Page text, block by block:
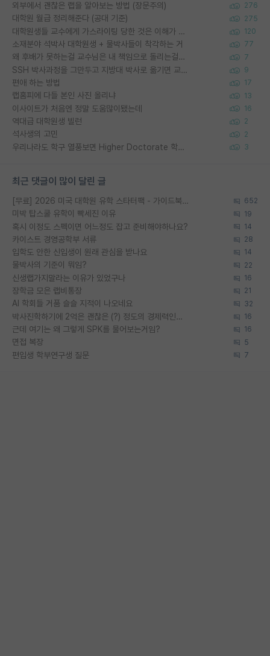
외부에서 괜찮은 랩을 알아보는 방법 (장문주의) 276
대학원 월급 정리해준다 (공대 기준) 275
대학원생들 교수에게 가스라이팅 당한 것은 이해가 갑니다. 안타깝네요. 120
소재분야 석박사 대학원생 + 물박사들이 착각하는 거 77
왜 후배가 못하는걸 교수님은 내 책임으로 돌리는걸까요? 7
SSH 박사과정을 그만두고 지방대 박사로 옮기면 교수의 꿈은 끝일까요? 9
편애 하는 방법 17
랩홈피에 다들 본인 사진 올리냐 13
이사이트가 처음엔 정말 도움많이됐는데 16
역대급 대학원생 빌런 2
석사생의 고민 2
우리나라도 학구 열풍보면 Higher Doctorate 학위가 필요하다고 봅니다. 3
최근 댓글이 많이 달린 글
[무료] 2026 미국 대학원 유학 스타터팩 - 가이드북 & 합격자 컨택메일 템플릿 652
미박 탑스쿨 유학이 빡세진 이유 19
혹시 이정도 스펙이면 어느정도 잡고 준비해야하나요? 14
카이스트 경영공학부 서류 28
입학도 안한 신입생이 원래 관심을 받나요 14
물박사의 기준이 뭐임? 22
신생랩가지말라는 이유가 있었구나 16
장학금 모은 랩비통장 21
AI 학회들 거품 슬슬 지적이 나오네요 32
박사진학하기에 2억은 괜찮은 (?) 정도의 경제력인가요 16
근데 여기는 왜 그렇게 SPK를 물어보는거임? 16
면접 복장 5
편입생 학부연구생 질문 7